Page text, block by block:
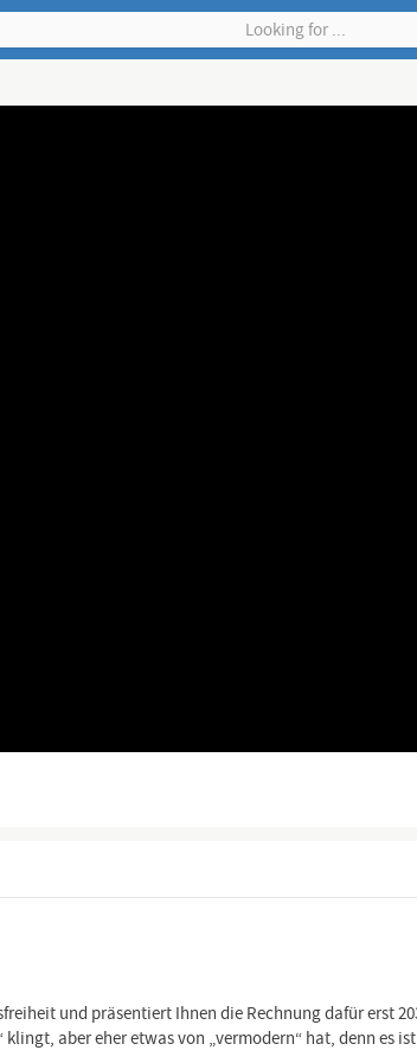
und präsentiert Ihnen die Rechnung dafür erst
aber eher etwas von „vermodern“ hat, denn es